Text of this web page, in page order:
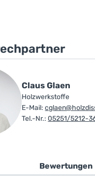
Claus Glaen
Holzwerkstoffe
E-Mail:
Tel.-Nr.: 05251/5212-
Bewertungen